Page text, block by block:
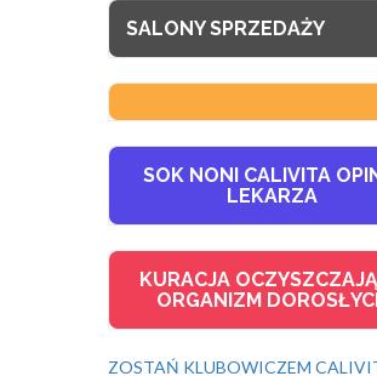
SALONY SPRZEDAŻY
SOK NONI CALIVITA
LEKARZA
KURACJA
ORGANIZM
ZOSTAŃ KLUBOWICZEM